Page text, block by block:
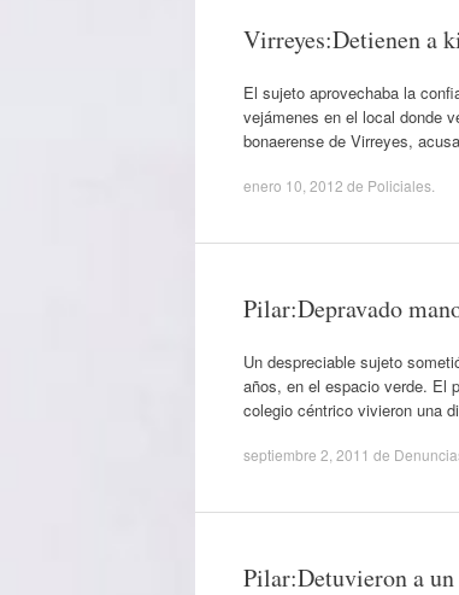
Virreyes:Detienen a
El sujeto aprovechaba la
vejámenes en el local donde
bonaerense de Virreyes,
enero 10, 2012 de Policiales
Pilar:Depravado
Un despreciable sujeto
años, en el espacio verde. El
colegio céntrico vivieron una
septiembre 2, 2011 de
Pilar:Detuvieron a un